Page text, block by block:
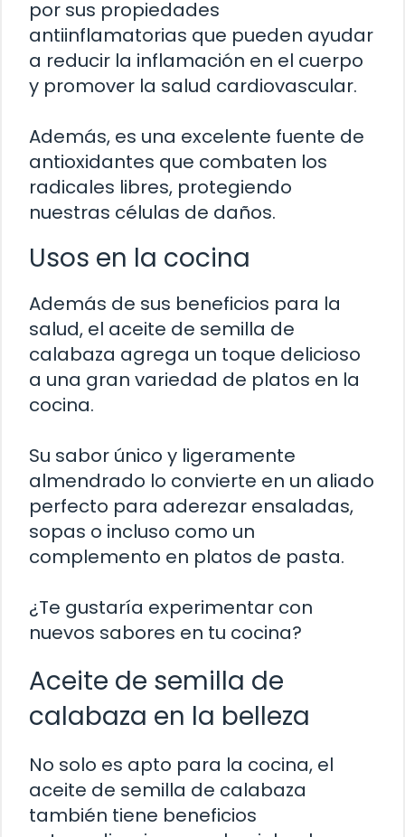
por sus propiedades
antiinflamatorias que pueden ayudar
a reducir la inflamación en el cuerpo
y promover la salud cardiovascular.
Además, es una excelente fuente de
antioxidantes que combaten los
radicales libres, protegiendo
nuestras células de daños.
Usos en la cocina
Además de sus beneficios para la
salud, el aceite de semilla de
calabaza agrega un toque delicioso
a una gran variedad de platos en la
cocina.
Su sabor único y ligeramente
almendrado lo convierte en un aliado
perfecto para aderezar ensaladas,
sopas o incluso como un
complemento en platos de pasta.
¿Te gustaría experimentar con
nuevos sabores en tu cocina?
Aceite de semilla de
calabaza en la belleza
No solo es apto para la cocina, el
aceite de semilla de calabaza
también tiene beneficios